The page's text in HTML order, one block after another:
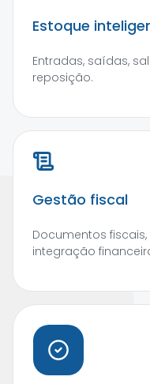
Estoque
Entradas, saídas,
reposição.
Gestão fiscal
Documentos
integração